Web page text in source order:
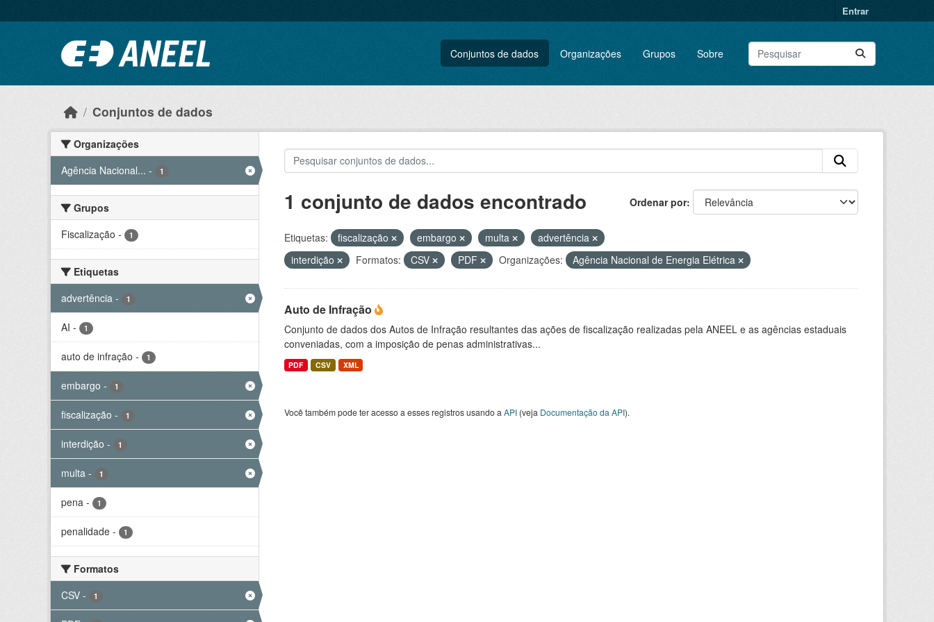
Entrar
Conjuntos de dados Organizações Grupos Sobre
Conjuntos de dados
Organizações
Agência Nacional... - 1
Grupos
Fiscalização - 1
Etiquetas
advertência - 1
AI - 1
auto de infração - 1
embargo - 1
fiscalização - 1
interdição - 1
multa - 1
pena - 1
penalidade - 1
Formatos
CSV - 1
Ordenar por
1 conjunto de dados encontrado
Etiquetas: fiscalização embargo multa
advertência
interdição
Formatos: CSV PDF Organizações: Agência Nacional de Energia Elétrica
Auto de Infração
Conjunto de dados dos Autos de Infração resultantes das ações de fiscalização realizadas pela ANEEL e as agências estaduais
conveniadas, com a imposição de penas administrativas...
PDF CSV XML
Você também pode ter acesso a esses registros usando a API(veja Documentação da API).